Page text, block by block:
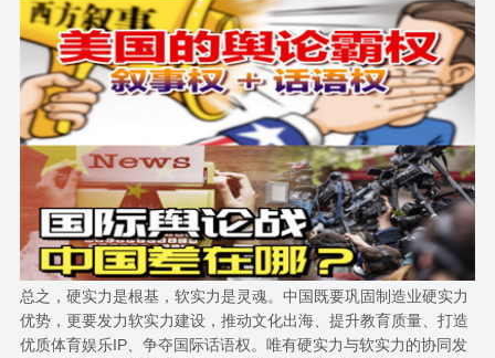
总之，硬实力是根基，软实力是灵魂。中国既要巩固制造业硬实力
优势，更要发力软实力建设，推动文化出海、提升教育质量、打造
优质体育娱乐IP、争夺国际话语权。唯有硬实力与软实力的协同发